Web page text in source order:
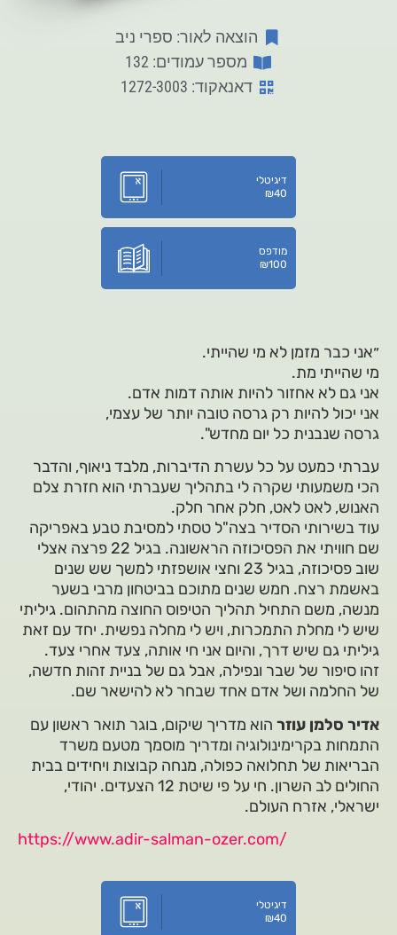
הוצאה לאור: ספרי ניב
מספר עמודים: 132
דאנאקוד: 1272-3003
דיגיטלי
₪40
מודפס
₪100
״אני כבר מזמן לא מי שהייתי.
מי שהייתי מת.
אני גם לא אחזור להיות אותה דמות אדם.
אני יכול להיות רק גרסה טובה יותר של עצמי,
גרסה שנבנית כל יום מחדש".
עברתי כמעט על כל עשרת הדיברות, מלבד ניאוף, והדבר
הכי משמעותי שקרה לי בתהליך שעברתי הוא חזרת צלם
האנוש, לאט לאט, חלק אחר חלק.
עוד בשירותי הסדיר בצה"ל טסתי למסיבת טבע באפריקה
שם חוויתי את הפסיכוזה הראשונה. בגיל 22 פרצה אצלי
שוב פסיכוזה, בגיל 23 וחצי אושפזתי למשך שש שנים
באשמת רצח. חמש שנים מתוכם בביטחון מרבי בשער
מנשה, משם התחיל תהליך הטיפוס החוצה מהתהום. גיליתי
שיש לי מחלת התמכרות, ויש לי מחלה נפשית. יחד עם זאת
גיליתי גם שיש דרך, והיום אני חי אותה, צעד אחרי צעד.
זהו סיפור של שבר ונפילה, אבל גם של בניית זהות חדשה,
של החלמה ושל אדם אחד שבחר לא להישאר שם.
אדיר סלמן עוזר הוא מדריך שיקום, בוגר תואר ראשון עם
התמחות בקרימינולוגיה ומדריך מוסמך מטעם משרד
הבריאות של תחלואה כפולה, מנחה קבוצות ויחידים בבית
החולים לב השרון. חי על פי שיטת 12 הצעדים. יהודי,
ישראלי, אזרח העולם.
https://www.adir-salman-ozer.com/
דיגיטלי
₪40